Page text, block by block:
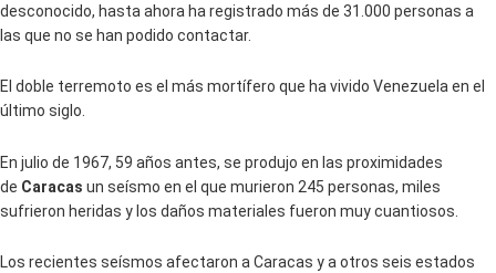
desconocido, hasta ahora ha registrado más de 31.000 personas a
las que no se han podido contactar.
El doble terremoto es el más mortífero que ha vivido Venezuela en el
último siglo.
En julio de 1967, 59 años antes, se produjo en las proximidades
de Caracas un seísmo en el que murieron 245 personas, miles
sufrieron heridas y los daños materiales fueron muy cuantiosos.
Los recientes seísmos afectaron a Caracas y a otros seis estados